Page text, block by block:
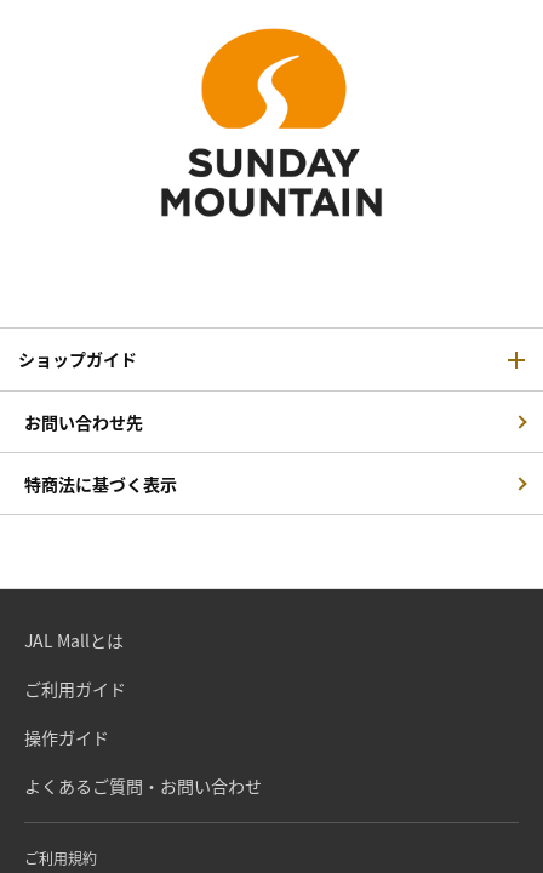
ショップガイド
お問い合わせ先
特商法に基づく表示
JAL Mallとは
ご利用ガイド
操作ガイド
よくあるご質問・お問い合わせ
ご利用規約